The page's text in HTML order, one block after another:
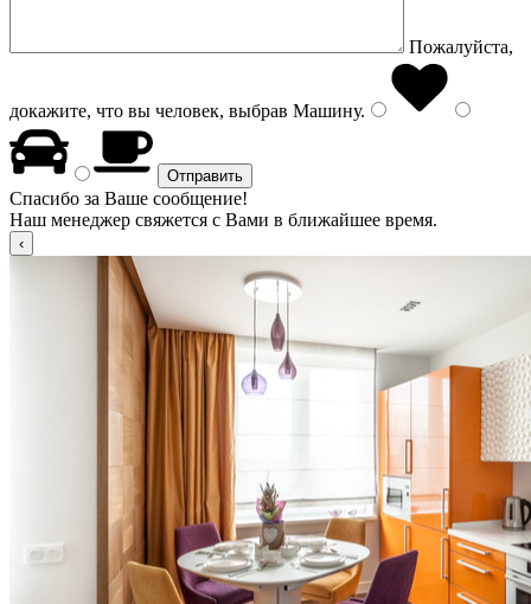
Пожалуйста,
докажите, что вы человек, выбрав Машину.
Спасибо за Ваше сообщение!
Наш менеджер свяжется с Вами в ближайшее время.